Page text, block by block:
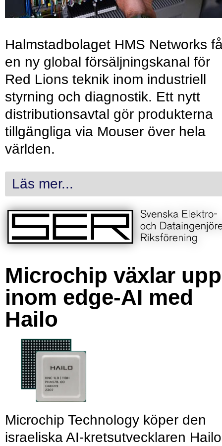
Halmstadbolaget HMS Networks
en ny global försäljningskanal för
Red Lions teknik inom industriell
styrning och diagnostik. Ett nytt
distributionsavtal gör produkterna
tillgängliga via Mouser över hela
världen.
Läs mer...
Microchip växlar upp
inom edge-AI med
Hailo
Microchip Technology köper den
israeliska AI-kretsutvecklaren